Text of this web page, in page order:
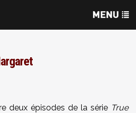
deux épisodes de la série True